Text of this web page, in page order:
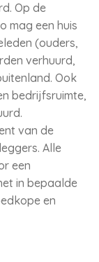
Op de
mag een huis
(ouders,
verhuurd,
Ook
bedrijfsruimte,
van de
Alle
een
in bepaalde
en